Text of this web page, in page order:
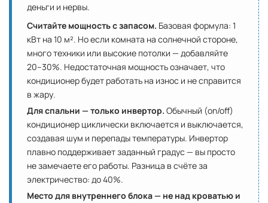
деньги и нервы.
Считайте мощность с запасом. Базовая формула: 1
кВт на 10 м². Но если комната на солнечной стороне,
много техники или высокие потолки — добавляйте
20–30%. Недостаточная мощность означает, что
кондиционер будет работать на износ и не справится
в жару.
Для спальни — только инвертор. Обычный (on/off)
кондиционер циклически включается и выключается,
создавая шум и перепады температуры. Инвертор
плавно поддерживает заданный градус — вы просто
не замечаете его работы. Разница в счёте за
электричество: до 40%.
Место для внутреннего блока — не над кроватью и